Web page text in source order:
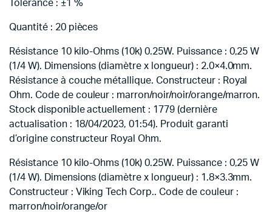
Tolérance : ±1 %
Quantité : 20 pièces
Résistance 10 kilo-Ohms (10k) 0.25W. Puissance : 0,25 W
(1/4 W).
Dimensions (diamètre x longueur) : 2.0×4.0mm.
Résistance à couche métallique.Constructeur : Royal
Ohm. Code de couleur : marron/noir/noir/orange/marron.
Stock disponible actuellement : 1779 (dernière
actualisation : 18/04/2023, 01:54). Produit garanti
d’origine constructeur Royal Ohm.
Résistance 10 kilo-Ohms (10k) 0.25W. Puissance : 0,25 W
(1/4 W).
Dimensions (diamètre x longueur) : 1.8×3.3mm.
Constructeur : Viking Tech Corp.. Code de couleur :
marron/noir/orange/or